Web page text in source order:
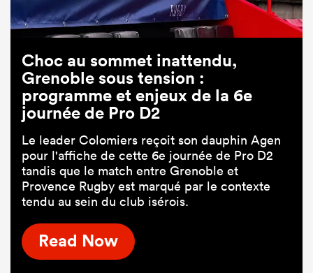
Choc au sommet inattendu,
Grenoble sous tension :
programme et enjeux de la 6e
journée de Pro D2
Le leader Colomiers reçoit son dauphin Agen
pour l'affiche de cette 6e journée de Pro D2
tandis que le match entre Grenoble et
Provence Rugby est marqué par le contexte
tendu au sein du club isérois.
Read Now